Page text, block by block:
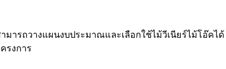
มารถวางแผนงบประมาณและเลือกใช้ไม้วีเนียร์ไม้โอ๊คได้
รงการ